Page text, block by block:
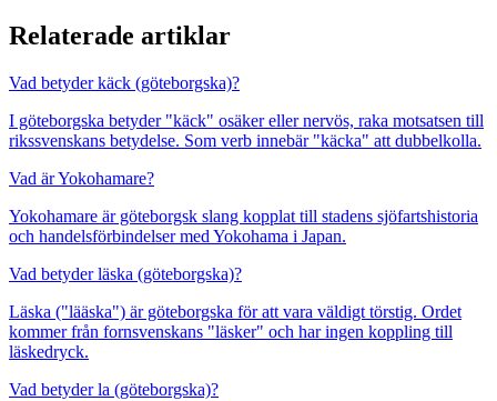
Relaterade artiklar
Vad betyder käck (göteborgska)?
I göteborgska betyder "käck" osäker eller nervös, raka motsatsen till
rikssvenskans betydelse. Som verb innebär "käcka" att dubbelkolla.
Vad är Yokohamare?
Yokohamare är göteborgsk slang kopplat till stadens sjöfartshistoria
och handelsförbindelser med Yokohama i Japan.
Vad betyder läska (göteborgska)?
Läska ("lääska") är göteborgska för att vara väldigt törstig. Ordet
kommer från fornsvenskans "läsker" och har ingen koppling till
läskedryck.
Vad betyder la (göteborgska)?